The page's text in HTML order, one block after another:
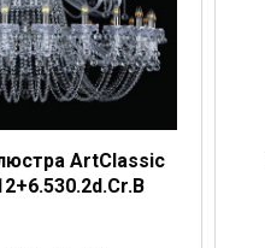
ArtClassic